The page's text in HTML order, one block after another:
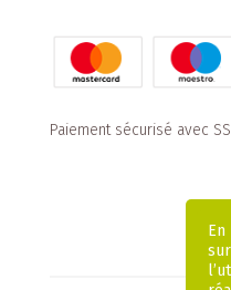
Paiement sécurisé avec